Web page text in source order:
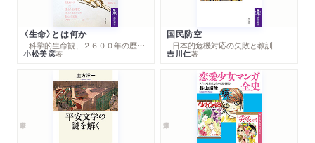
〈生命〉とは何か
─科学的生命観、２６００年の歴史とその超克
小松美彦著
国民防空
─日本的危機対応の失敗と教訓
吉川仁著